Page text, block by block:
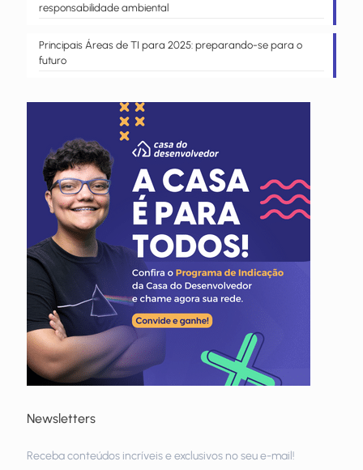
responsabilidade ambiental
Principais Áreas de TI para 2025: preparando-se para o
futuro
Newsletters
newsletters
Receba conteúdos incríveis e exclusivos no seu e-mail!